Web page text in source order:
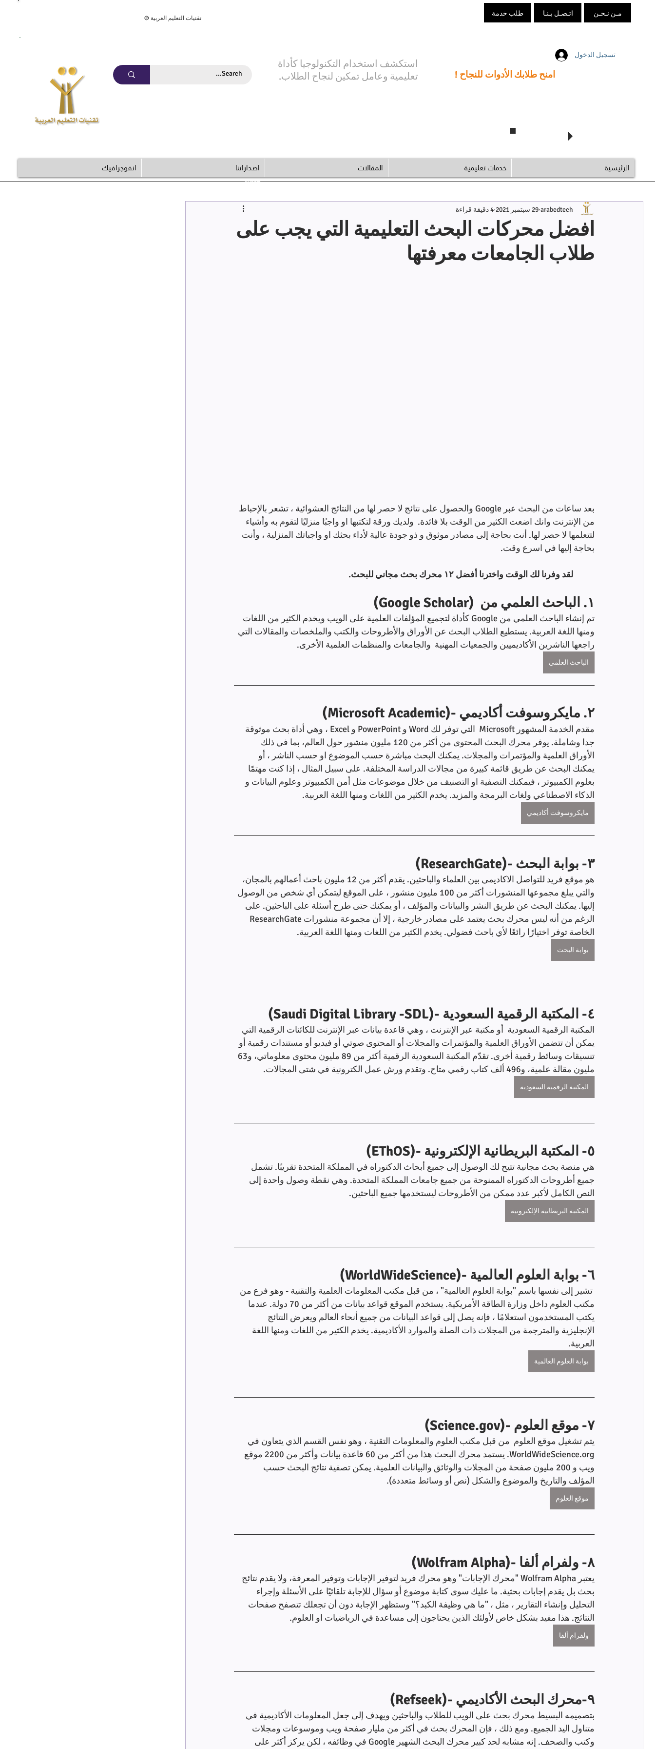
© تقنيات التعليم العربية
طلب خدمة اتـصـل بـنـا مـن نـحـن
استكشف استخدام التكنولوجيا كأداة
تعليمية وعامل تمكين لنجاح الطلاب.
تسجيل الدخول
امنح طلابك الأدوات للنجاح !
الرئيسية خدمات تعليمية المقالات اصداراتنا انفوجرافيك
© Copyright
افضل محركات البحث التعليمية التي يجب على
طلاب الجامعات معرفتها
arabedtech 29 سبتمبر 2021 4 دقيقة قراءة
بعد ساعات من البحث عبر Google والحصول على نتائج لا حصر لها من النتائج العشوائية ، تشعر بالإحباط
من الإنترنت وانك اضعت الكثير من الوقت بلا فائدة.  ولديك ورقة لتكتبها او واجبًا منزليًا لتقوم به وأشياء
لتتعلمها لا حصر لها. أنت بحاجة إلى مصادر موثوق و ذو جودة عالية لأداء بحثك او واجباتك المنزلية ، وأنت
بحاجة إليها في اسرع وقت.
١. الباحث العلمي من  (Google Scholar)
تم إنشاء الباحث العلمي من Google كأداة لتجميع المؤلفات العلمية على الويب ويخدم الكثير من اللغات
ومنها اللغة العربية. يستطيع الطلاب البحث عن الأوراق والأطروحات والكتب والملخصات والمقالات التي
راجعها الناشرين الأكاديميين والجمعيات المهنية  والجامعات والمنظمات العلمية الأخرى.
الباحث العلمي
٢. مايكروسوفت أكاديمي -(Microsoft Academic)
مقدم الخدمة المشهور Microsoft  التي توفر لك Word و PowerPoint و Excel ، وهي أداة بحث موثوقة
جدا وشاملة. يوفر محرك البحث المحتوى من أكثر من 120 مليون منشور حول العالم، بما في ذلك
الأوراق العلمية والمؤتمرات والمجلات. يمكنك البحث مباشرة حسب الموضوع او حسب الناشر ، أو
يمكنك البحث عن طريق قائمة كبيرة من مجالات الدراسة المختلفة. على سبيل المثال ، إذا كنت مهتمًا
بعلوم الكمبيوتر ، فيمكنك التصفية او التصنيف من خلال موضوعات مثل أمن الكمبيوتر وعلوم البيانات و
الذكاء الاصطناعي ولغات البرمجة والمزيد. يخدم الكثير من اللغات ومنها اللغة العربية.
مايكروسوفت أكاديمي
٣- بوابة البحث -(ResearchGate)
هو موقع فريد للتواصل الاكاديمي بين العلماء والباحثين. يقدم أكثر من 12 مليون باحث أعمالهم بالمجان،
والتي يبلغ مجموعها المنشورات أكثر من 100 مليون منشور ، على الموقع ليتمكن أي شخص من الوصول
إليها. يمكنك البحث عن طريق النشر والبيانات والمؤلف ، أو يمكنك حتى طرح أسئلة على الباحثين. على
الخاصة توفر اختيارًا رائعًا لأي باحث فضولي. يخدم الكثير من اللغات ومنها اللغة العربية.
بوابة البحث
٤- المكتبة الرقمية السعودية -(Saudi Digital Library -SDL)
المكتبة الرقمية السعودية  أو مكتبة عبر الإنترنت ، وهي قاعدة بيانات عبر الإنترنت للكائنات الرقمية التي
يمكن أن تتضمن الأوراق العلمية والمؤتمرات والمجلات أو المحتوى صوتي أو فيديو أو مستندات رقمية أو
مليون مقالة علمية، و496 ألف كتاب رقمي متاح. وتقدم ورش عمل الكترونية في شتى المجالات.
المكتبة الرقمية السعودية
٥- المكتبة البريطانية الإلكترونية -(EThOS)
هي منصة بحث مجانية تتيح لك الوصول إلى جميع أبحاث الدكتوراه في المملكة المتحدة تقريبًا. تشمل
جميع أطروحات الدكتوراه الممنوحة من جميع جامعات المملكة المتحدة. وهي نقطة وصول واحدة إلى
النص الكامل لأكبر عدد ممكن من الأطروحات ليستخدمها جميع الباحثين.
المكتبة البريطانية الإلكترونية
٦- بوابة العلوم العالمية -(WorldWideScience)
تشير إلى نفسها باسم "بوابة العلوم العالمية" ، من قبل مكتب المعلومات العلمية والتقنية - وهو فرع من
مكتب العلوم داخل وزارة الطاقة الأمريكية. يستخدم الموقع قواعد بيانات من أكثر من 70 دولة. عندما
يكتب المستخدمون استعلامًا ، فإنه يصل إلى قواعد البيانات من جميع أنحاء العالم ويعرض النتائج
الإنجليزية والمترجمة من المجلات ذات الصلة والموارد الأكاديمية. يخدم الكثير من اللغات ومنها اللغة
العربية.
بوابة العلوم العالمية
٧- موقع العلوم -(Science.gov)
يتم تشغيل موقع العلوم  من قبل مكتب العلوم والمعلومات التقنية ، وهو نفس القسم الذي يتعاون في
WorldWideScience.org. يستمد محرك البحث هذا من أكثر من 60 قاعدة بيانات وأكثر من 2200 موقع
ويب و 200 مليون صفحة من المجلات والوثائق والبيانات العلمية. يمكن تصفية نتائج البحث حسب
المؤلف والتاريخ والموضوع والشكل (نص أو وسائط متعددة).
موقع العلوم
٨- ولفرام ألفا -(Wolfram Alpha)
يعتبر Wolfram Alpha "محرك الإجابات" وهو محرك فريد لتوفير الإجابات وتوفير المعرفة، ولا يقدم نتائج
بحث بل يقدم إجابات بحثية. ما عليك سوى كتابة موضوع أو سؤال للإجابة تلقائيًا على الأسئلة وإجراء
التحليل وإنشاء التقارير ، مثل ، "ما هي وظيفة الكبد؟" وستظهر الإجابة دون أن تجعلك تتصفح صفحات
النتائج. هذا مفيد بشكل خاص لأولئك الذين يحتاجون إلى مساعدة في الرياضيات او العلوم.
ولفرام ألفا
٩-محرك البحث الأكاديمي -(Refseek)
بتصميمه البسيط محرك بحث على الويب للطلاب والباحثين ويهدف إلى جعل المعلومات الأكاديمية في
متناول اليد الجميع. ومع ذلك ، فإن المحرك بحث في أكثر من مليار صفحة ويب وموسوعات ومجلات
وكتب والصحف. إنه مشابه لحد كبير محرك البحث الشهير Google في وظائفه ، لكن يركز أكثر على